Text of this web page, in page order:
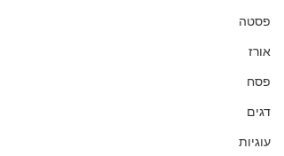
פסטה
אורז
פסח
דגים
עוגיות